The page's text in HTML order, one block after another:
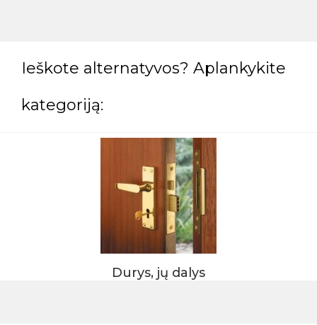
Ieškote alternatyvos? Aplankykite
kategoriją:
Durys, jų dalys